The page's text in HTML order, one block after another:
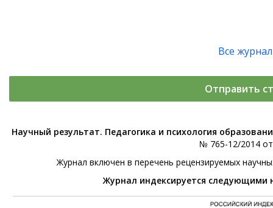
Все
Отправить
Научный результат. Педагогика и психология
№ 765-12/2014
Журнал включен в перечень рецензируемых
Журнал индексируется